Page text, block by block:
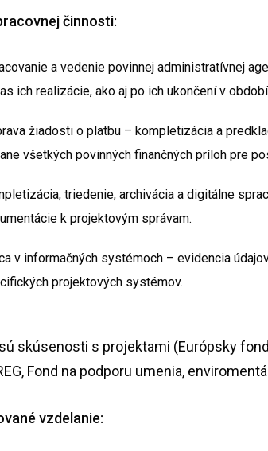
činnosti:
a vedenie povinnej administratívnej
ich realizácie, ako aj po ich ukončení v
žiadosti o platbu – kompletizácia a
všetkých povinných finančných príloh pre
triedenie, archivácia a digitálne
k projektovým správam.
v informačných systémoch – evidencia
projektových systémov.
skúsenosti s projektami (Európsky
Fond na podporu umenia,
vzdelanie: